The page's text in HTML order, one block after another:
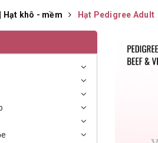
Hạt khô - mềm Hạt Pedigree Adult